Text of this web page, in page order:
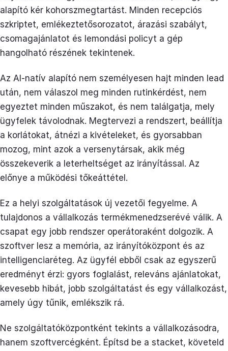
alapító kér kohorszmegtartást. Minden recepciós
szkriptet, emlékeztetősorozatot, árazási szabályt,
csomagajánlatot és lemondási policyt a gép
hangolható részének tekintenek.
Az AI-natív alapító nem személyesen hajt minden lead
után, nem válaszol meg minden rutinkérdést, nem
egyeztet minden műszakot, és nem találgatja, mely
ügyfelek távolodnak. Megtervezi a rendszert, beállítja
a korlátokat, átnézi a kivételeket, és gyorsabban
mozog, mint azok a versenytársak, akik még
összekeverik a leterheltséget az irányítással. Az
előnye a működési tőkeáttétel.
Ez a helyi szolgáltatások új vezetői fegyelme. A
tulajdonos a vállalkozás termékmenedzserévé válik. A
csapat egy jobb rendszer operátoraként dolgozik. A
szoftver lesz a memória, az irányítóközpont és az
intelligenciaréteg. Az ügyfél ebből csak az egyszerű
eredményt érzi: gyors foglalást, releváns ajánlatokat,
kevesebb hibát, jobb szolgáltatást és egy vállalkozást,
amely úgy tűnik, emlékszik rá.
Ne szolgáltatóközpontként tekints a vállalkozásodra,
hanem szoftvercégként. Építsd be a stacket, követeld